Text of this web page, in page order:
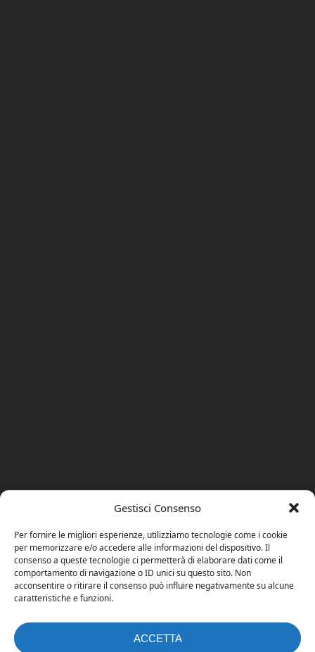
Gestisci Consenso
Per fornire le migliori esperienze, utilizziamo tecnologie come i cookie
per memorizzare e/o accedere alle informazioni del dispositivo. Il
consenso a queste tecnologie ci permetterà di elaborare dati come il
comportamento di navigazione o ID unici su questo sito. Non
acconsentire o ritirare il consenso può influire negativamente su alcune
caratteristiche e funzioni.
ACCETTA